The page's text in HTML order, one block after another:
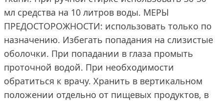
мл средства на 10 литров воды. МЕРЫ
ПРЕДОСТОРОЖНОСТИ: использовать только по
назначению. Избегать попадания на слизистые
оболочки. При попадании в глаза промыть
проточной водой. При необходимости
обратиться к врачу. Хранить в вертикальном
положении отдельно от пищевых продуктов, в